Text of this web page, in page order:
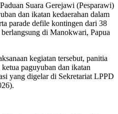
Suara Gerejawi (Pesparawi)
dan ikatan kedaerahan dalam
parade defile kontingen dari 38
di Manokwari, Papua
kegiatan tersebut, panitia
paguyuban dan ikatan
yang digelar di Sekretariat LPPD